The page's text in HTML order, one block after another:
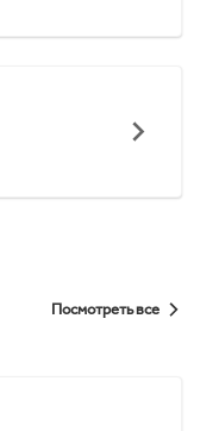
Посмотреть все